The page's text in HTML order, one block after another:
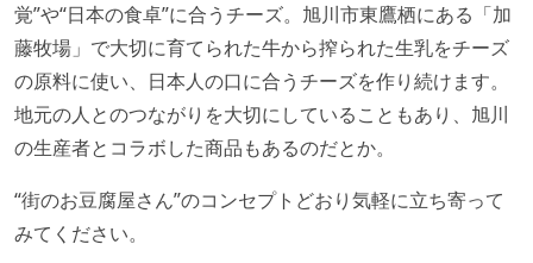
覚”や“日本の食卓”に合うチーズ。旭川市東鷹栖にある「加
藤牧場」で大切に育てられた牛から搾られた生乳をチーズ
の原料に使い、日本人の口に合うチーズを作り続けます。
地元の人とのつながりを大切にしていることもあり、旭川
の生産者とコラボした商品もあるのだとか。
“街のお豆腐屋さん”のコンセプトどおり気軽に立ち寄って
みてください。